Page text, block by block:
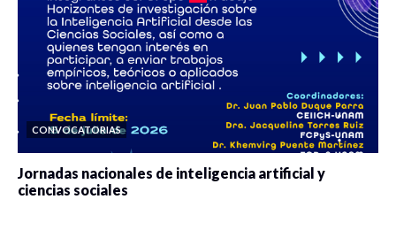
CONVOCATORIAS
Jornadas nacionales de inteligencia artificial y
ciencias sociales